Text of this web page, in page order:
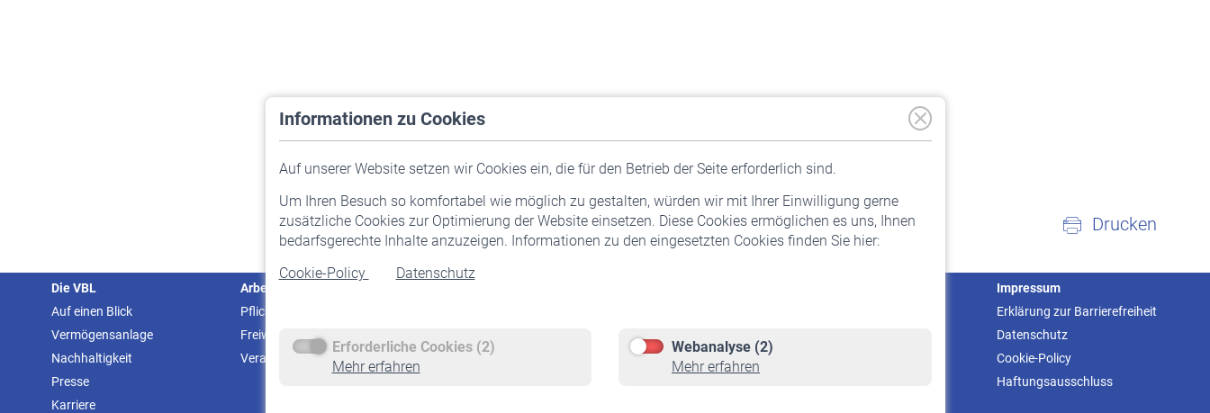
Informationen zu Cookies
Auf unserer Website setzen wir Cookies ein, die für den Betrieb der Seite erforderlich sind.
Um Ihren Besuch so komfortabel wie möglich zu gestalten, würden wir mit Ihrer Einwilligung gerne
zusätzliche Cookies zur Optimierung der Website einsetzen. Diese Cookies ermöglichen es uns, Ihnen
bedarfsgerechte Inhalte anzuzeigen. Informationen zu den eingesetzten Cookies finden Sie hier:
Cookie-Policy
Datenschutz
Erforderliche Cookies (2)
Mehr erfahren
Webanalyse (2)
Mehr erfahren
Drucken
Die VBL
Auf einen Blick
Vermögensanlage
Nachhaltigkeit
Presse
Karriere
Arbeitgeber
Pflichtversicherung
Freiwillige Versicherung
Veranstaltungen
Staatliche Förderung
Rente beantragen
Rentenauszahlung
Impressum
Erklärung zur Barrierefreiheit
Datenschutz
Cookie-Policy
Haftungsausschluss